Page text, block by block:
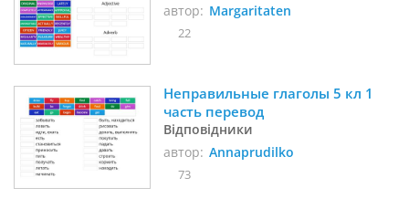
автор: Margaritaten
22
Неправильные глаголы 5 кл 1
часть перевод
Відповідники
автор: Annaprudilko
73